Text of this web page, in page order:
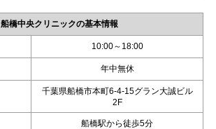
船橋中央クリニックの基本情報
10:00～18:00
年中無休
千葉県船橋市本町6-4-15グラン大誠ビル
2F
船橋駅から徒歩5分